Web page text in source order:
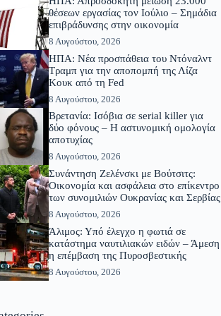
θέσεων εργασίας τον Ιούλιο – Σημάδια
επιβράδυνσης στην οικονομία
8 Αυγούστου, 2026
ΗΠΑ: Νέα προσπάθεια του Ντόναλντ
Τραμπ για την αποπομπή της Λίζα
Κουκ από τη Fed
8 Αυγούστου, 2026
Βρετανία: Ισόβια σε serial killer για
δύο φόνους – Η αστυνομική ομολογία
αποτυχίας
8 Αυγούστου, 2026
Συνάντηση Ζελένσκι με Βούτσιτς:
Οικονομία και ασφάλεια στο επίκεντρο
των συνομιλιών Ουκρανίας και Σερβίας
8 Αυγούστου, 2026
Άλιμος: Υπό έλεγχο η φωτιά σε
κατάστημα ναυτιλιακών ειδών – Άμεση
η επέμβαση της Πυροσβεστικής
8 Αυγούστου, 2026